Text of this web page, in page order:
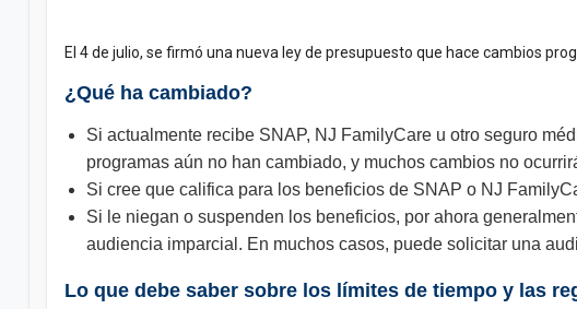
El 4 de julio, se firmó una nueva ley de presupuesto que hace cambios
¿Qué ha cambiado?
Si actualmente recibe SNAP, NJ FamilyCare u otro seguro
programas aún no han cambiado, y muchos cambios no
Si cree que califica para los beneficios de SNAP o NJ
Si le niegan o suspenden los beneficios, por ahora
audiencia imparcial. En muchos casos, puede solicitar una
Lo que debe saber sobre los límites de tiempo y las